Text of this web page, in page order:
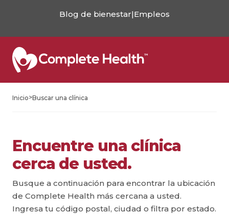
Blog de bienestar|Empleos
Inicio>Buscar una clínica
Encuentre una clínica
cerca de usted.
Busque a continuación para encontrar la ubicación
de Complete Health más cercana a usted.
Ingresa tu código postal, ciudad o filtra por estado.